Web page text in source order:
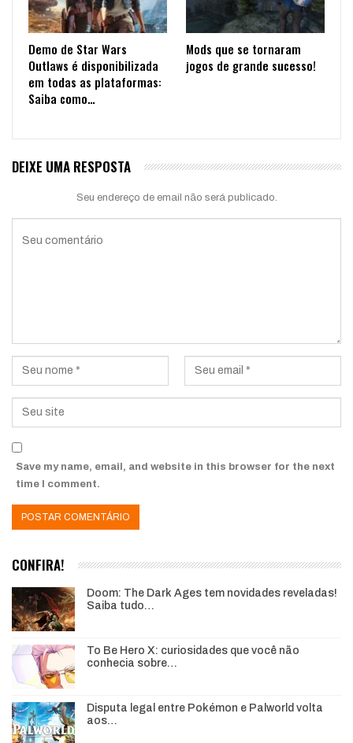
Demo de Star Wars
Outlaws é disponibilizada
em todas as plataformas:
Saiba como…
Mods que se tornaram
jogos de grande sucesso!
DEIXE UMA RESPOSTA
Seu endereço de email não será publicado.
Save my name, email, and website in this browser for the next
time I comment.
CONFIRA!
Doom: The Dark Ages tem novidades reveladas!
Saiba tudo…
To Be Hero X: curiosidades que você não
conhecia sobre…
Disputa legal entre Pokémon e Palworld volta
aos…